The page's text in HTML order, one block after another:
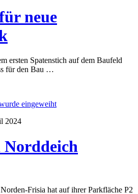
neue
ersten Spatenstich auf dem Baufeld
für den Bau …
2024
Frisia hat auf ihrer Parkfläche P2